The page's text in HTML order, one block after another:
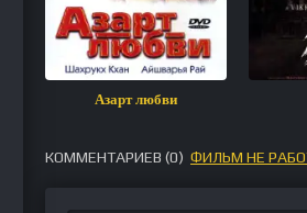
Азарт любви
КОММЕНТАРИЕВ (0) ФИЛЬМ НЕ